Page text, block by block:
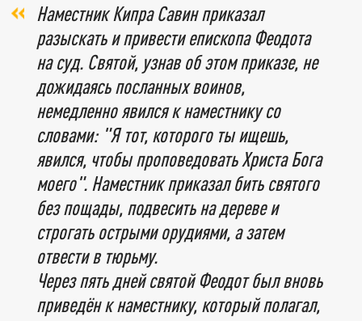
Наместник Кипра Савин приказал
разыскать и привести епископа Феодота
на суд. Святой, узнав об этом приказе, не
дожидаясь посланных воинов,
немедленно явился к наместнику со
словами: "Я тот, которого ты ищешь,
явился, чтобы проповедовать Христа Бога
моего". Наместник приказал бить святого
без пощады, подвесить на дереве и
строгать острыми орудиями, а затем
отвести в тюрьму.
Через пять дней святой Феодот был вновь
приведён к наместнику, который полагал,